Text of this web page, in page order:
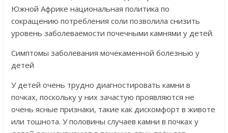
Южной Африке национальная политика по
сокращению потребления соли позволила снизить
уровень заболеваемости почечными камнями у детей.
Симптомы заболевания мочекаменной болезнью у
детей
У детей очень трудно диагностировать камни в
почках, поскольку у них зачастую проявляются не
очень ясные признаки, такие как дискомфорт в животе
или тошнота. У половины случаев камни в почках у